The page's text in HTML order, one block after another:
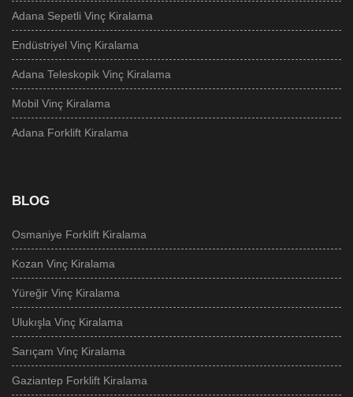
Adana Sepetli Vinç Kiralama
Endüstriyel Vinç Kiralama
Adana Teleskopik Vinç Kiralama
Mobil Vinç Kiralama
Adana Forklift Kiralama
BLOG
Osmaniye Forklift Kiralama
Kozan‎ Vinç Kiralama
Yüreğir Vinç Kiralama
Ulukışla Vinç Kiralama
Sarıçam Vinç Kiralama
Gaziantep Forklift Kiralama